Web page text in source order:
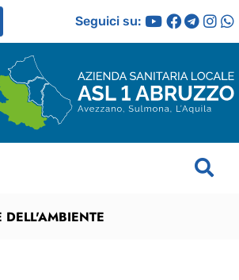
Seguici su:
DELL'AMBIENTE